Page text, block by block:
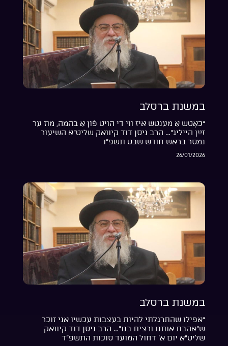
במשנת ברסלב
“כאָטש אַ מענטש איז ווי די הויט פֿון אַ בהמה, מוז ער
זײַן הייליג”… הרב ניסן דוד קיוואק שליט”א השיעור
נמסר בראש חודש שבט תשפ”ו
26/01/2026
במשנת ברסלב
“אפילו שהתרגלתי להיות בעצבות עכשיו אני זוכר
ש”אהבת אותנו ורצית בנו”… הרב ניסן דוד קיוואק
שליט”א יום א’ דחול המועד סוכות התשפ”ד